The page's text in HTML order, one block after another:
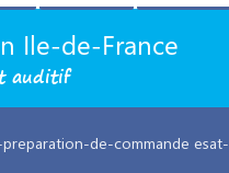
Ile-de-France
auditif
de-commande